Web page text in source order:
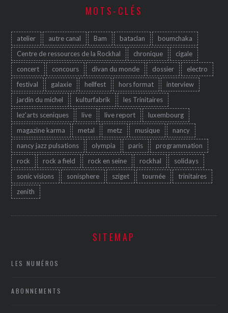
MOTS-CLÉS
atelier autre canal Bam bataclan
boumchaka
Centre de ressources de la Rockhal
chronique
cigale
concert
concours divan du monde dossier
electro
festival
galaxie hellfest hors format
interview
jardin du michel
kulturfabrik
les Trinitaires
lez'arts sceniques
live live report
luxembourg
magazine karma
metal metz musique
nancy
nancy jazz pulsations
olympia paris
programmation
rock
rock a field rock en seine rockhal
solidays
sonic visions
sonisphere sziget tournée
trinitaires
zenith
SITEMAP
LES NUMÉROS
ABONNEMENTS